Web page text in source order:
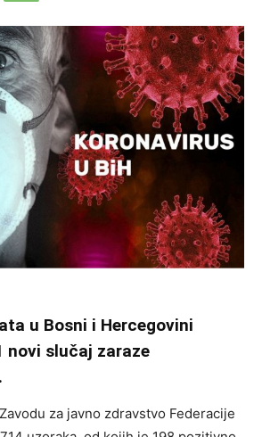
u Bosni i Hercegovini
novi slučaj zaraze
za javno zdravstvo Federacije